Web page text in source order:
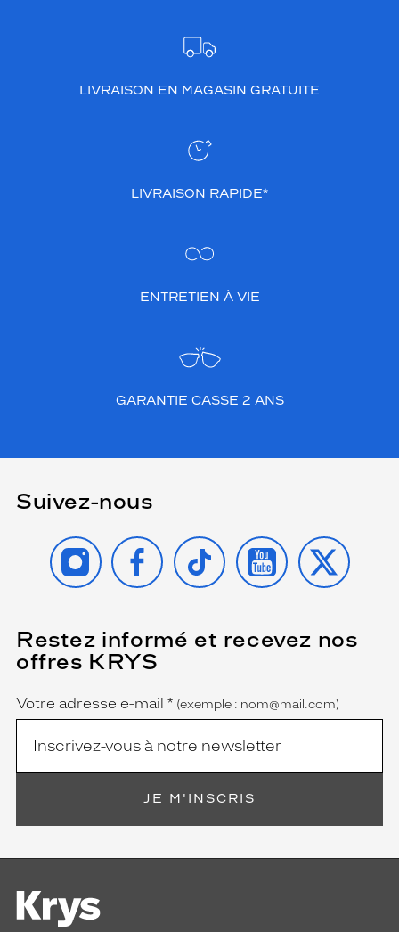
LIVRAISON EN MAGASIN GRATUITE
LIVRAISON RAPIDE*
ENTRETIEN À VIE
GARANTIE CASSE 2 ANS
Suivez-nous
INSTAGRAMFACEBOOK
TIKTOK YOUTUBE
X
Restez informé et recevez nos
offres KRYS
Name
Votre adresse e-mail *
(Ce
champ
est
(exemple : nom@mail.com)
JE M'INSCRIS